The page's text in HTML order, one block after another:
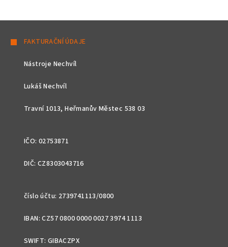
FAKTURAČNÍ ÚDAJE
Nástroje Nechvíl
Lukáš Nechvíl
Travní 1013, Heřmanův Městec 538 03
IČO: 02753871
DIČ: CZ8303043716
číslo účtu: 2739741113/0800
IBAN: CZ57 0800 0000 0027 3974 1113
SWIFT: GIBACZPX